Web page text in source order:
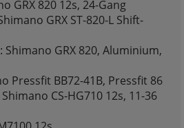
GRX 820 12s, 24-Gang
GRX ST-820-L Shift-
: Shimano GRX 820, Aluminium,
Pressfit BB72-41B, Pressfit 86
Shimano CS-HG710 12s, 11-36